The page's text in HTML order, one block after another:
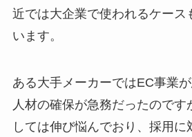
近では大企業で使われるケース
います。
ある大手メーカーではEC事業が
人材の確保が急務だったのです
しては伸び悩んでおり、採用に